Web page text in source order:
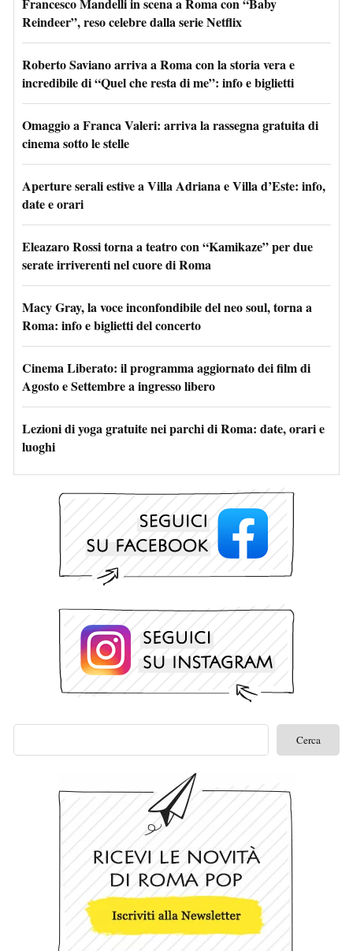
Reindeer”, reso celebre dalla serie Netflix
Roberto Saviano arriva a Roma con la storia vera e
incredibile di “Quel che resta di me”: info e biglietti
Omaggio a Franca Valeri: arriva la rassegna gratuita di
cinema sotto le stelle
Aperture serali estive a Villa Adriana e Villa d’Este: info,
date e orari
Eleazaro Rossi torna a teatro con “Kamikaze” per due
serate irriverenti nel cuore di Roma
Macy Gray, la voce inconfondibile del neo soul, torna a
Roma: info e biglietti del concerto
Cinema Liberato: il programma aggiornato dei film di
Agosto e Settembre a ingresso libero
Lezioni di yoga gratuite nei parchi di Roma: date, orari e
luoghi